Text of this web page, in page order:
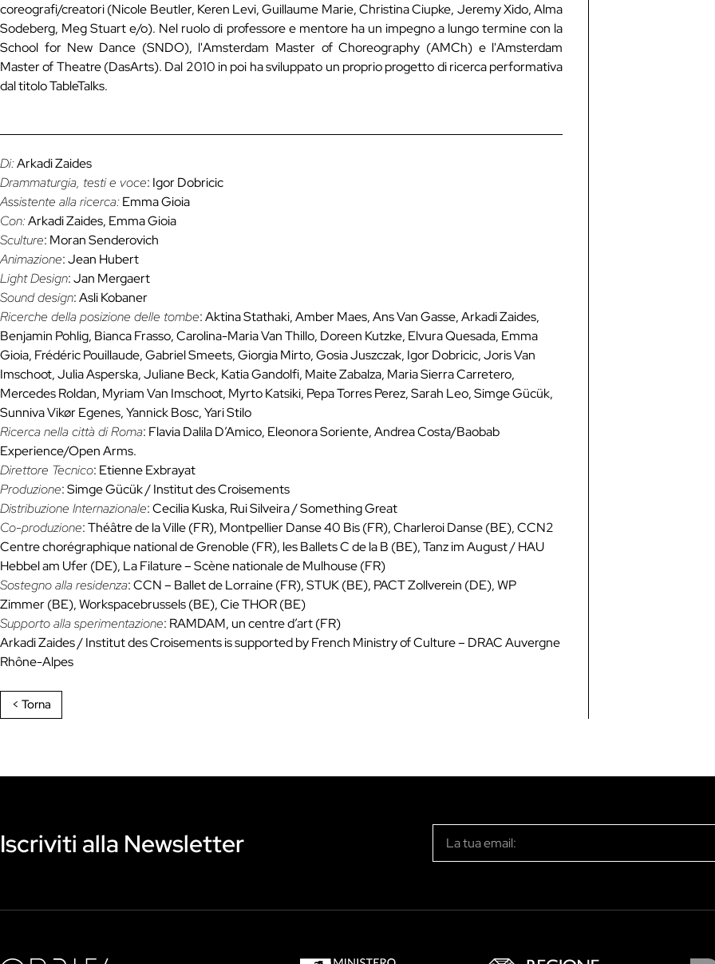
coreografi/creatori (Nicole Beutler, Keren Levi, Guillaume Marie, Christina Ciupke, Jeremy Xido, Alma
Sodeberg, Meg Stuart e/o). Nel ruolo di professore e mentore ha un impegno a lungo termine con la
School for New Dance (SNDO), l'Amsterdam Master of Choreography (AMCh) e l'Amsterdam
Master of Theatre (DasArts). Dal 2010 in poi ha sviluppato un proprio progetto di ricerca performativa
dal titolo TableTalks.
Di:Arkadi Zaides
Drammaturgia, testi e voce: Igor Dobricic
Assistente alla ricerca:Emma Gioia
Con:Arkadi Zaides, Emma Gioia
Sculture: Moran Senderovich
Animazione: Jean Hubert
Light Design: Jan Mergaert
Sound design: Asli Kobaner
Ricerche della posizione delle tombe: Aktina Stathaki, Amber Maes, Ans Van Gasse, Arkadi Zaides,
Benjamin Pohlig, Bianca Frasso, Carolina-Maria Van Thillo, Doreen Kutzke, Elvura Quesada, Emma
Gioia, Frédéric Pouillaude, Gabriel Smeets, Giorgia Mirto, Gosia Juszczak, Igor Dobricic, Joris Van
Imschoot, Julia Asperska, Juliane Beck, Katia Gandolfi, Maite Zabalza, Maria Sierra Carretero,
Mercedes Roldan, Myriam Van Imschoot, Myrto Katsiki, Pepa Torres Perez, Sarah Leo, Simge Gücük,
Sunniva Vikør Egenes, Yannick Bosc, Yari Stilo
Ricerca nella città di Roma: Flavia Dalila D’Amico, Eleonora Soriente, Andrea Costa/Baobab
Experience/Open Arms.
Direttore Tecnico: Etienne Exbrayat
Produzione: Simge Gücük / Institut des Croisements
Distribuzione Internazionale: Cecilia Kuska, Rui Silveira / Something Great
Co-produzione: Théâtre de la Ville (FR), Montpellier Danse 40 Bis (FR), Charleroi Danse (BE), CCN2
Centre chorégraphique national de Grenoble (FR), les Ballets C de la B (BE), Tanz im August / HAU
Hebbel am Ufer (DE), La Filature – Scène nationale de Mulhouse (FR)
Sostegno alla residenza: CCN – Ballet de Lorraine (FR), STUK (BE), PACT Zollverein (DE), WP
Zimmer (BE), Workspacebrussels (BE), Cie THOR (BE)
Supporto alla sperimentazione: RAMDAM, un centre d’art (FR)
Arkadi Zaides / Institut des Croisements is supported by French Ministry of Culture – DRAC Auvergne
Rhône-Alpes
< Torna
Iscriviti alla Newsletter